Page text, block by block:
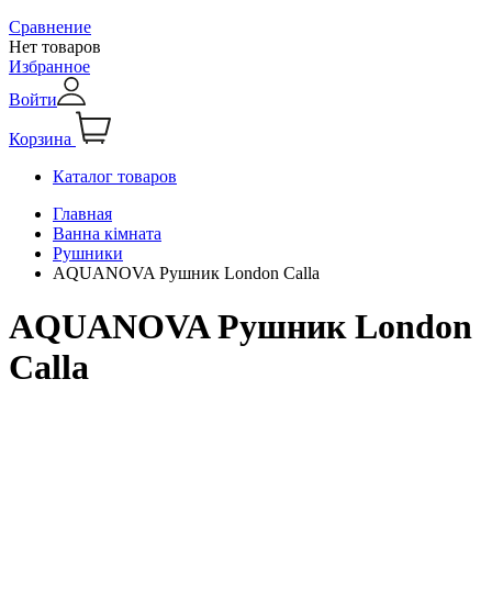
Сравнение
Нет товаров
Избранное
Войти
Корзина
Каталог товаров
Главная
Ванна кімната
Рушники
AQUANOVA Рушник London Calla
AQUANOVA Рушник London
Calla